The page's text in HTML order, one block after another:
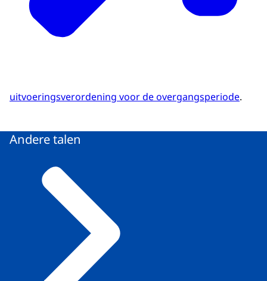
uitvoeringsverordening voor de overgangsperiode.
Andere talen